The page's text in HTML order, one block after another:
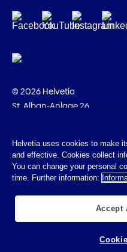
© 2026 Helvetia
St. Alban-Anlage 26
Impressum
Indications juridiques
Helvetia uses cookies to make
and effective. Cookies collect
You can change your personal
time. Further information:
Accept